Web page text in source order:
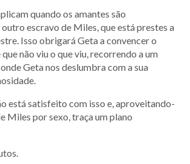
quando os amantes são
escravo de Miles, que está prestes a
Isso obrigará Geta a convencer o
não viu o que viu, recorrendo a um
Geta nos deslumbra com a sua
está satisfeito com isso e, aproveitando-
Miles por sexo, traça um plano